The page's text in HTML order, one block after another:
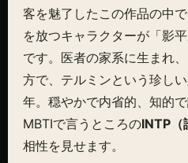
客を魅了したこの作品の中
を放つキャラクターが「影
です。医者の家系に生まれ
方で、テルミンという珍し
年。穏やかで内省的、知的
MBTIで言うところのINTP（
相性を見せます。